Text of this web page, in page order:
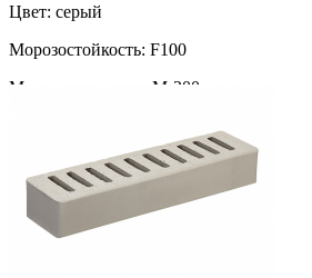
Цвет: серый
Морозостойкость: F100
Марка прочности: М-200
Пустотность: пустотелый
за шт